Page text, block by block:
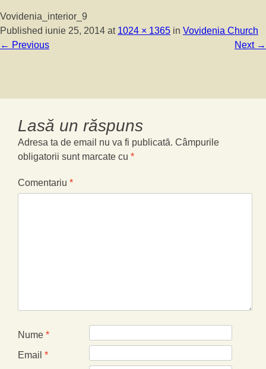
Vovidenia_interior_9
Published iunie 25, 2014 at 1024 × 1365 in Vovidenia Church
← Previous Next →
Lasă un răspuns
Adresa ta de email nu va fi publicată. Câmpurile
obligatorii sunt marcate cu *
Comentariu *
Nume *
Email *